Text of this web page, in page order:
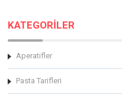
KATEGORİLER
Aperatifler
Pasta Tarifleri